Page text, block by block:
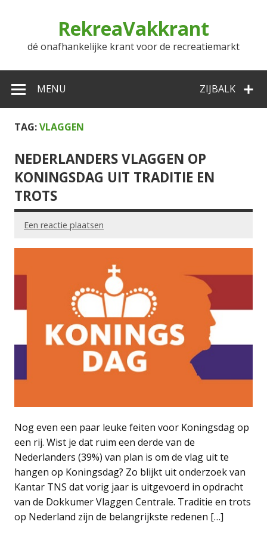
RekreaVakkrant
dé onafhankelijke krant voor de recreatiemarkt
ZIJBALK
MENU
TAG:VLAGGEN
NEDERLANDERS VLAGGEN OP
KONINGSDAG UIT TRADITIE EN
TROTS
Een reactie plaatsen
Nog even een paar leuke feiten voor Koningsdag op
een rij. Wist je dat ruim een derde van de
Nederlanders (39%) van plan is om de vlag uit te
hangen op Koningsdag? Zo blijkt uit onderzoek van
Kantar TNS dat vorig jaar is uitgevoerd in opdracht
van de Dokkumer Vlaggen Centrale. Traditie en trots
op Nederland zijn de belangrijkste redenen […]